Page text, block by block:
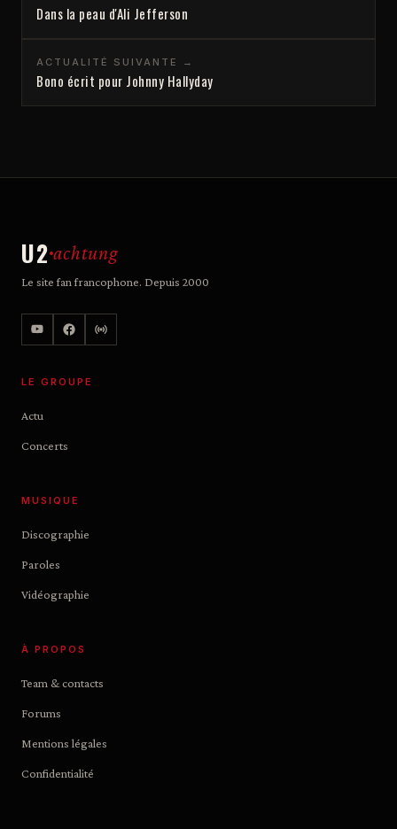
Dans la peau d'Ali Jefferson
ACTUALITÉ SUIVANTE →
Bono écrit pour Johnny Hallyday
U2 achtung
Le site fan francophone. Depuis 2000
LE GROUPE
Actu
Concerts
MUSIQUE
Discographie
Paroles
Vidéographie
À PROPOS
Team & contacts
Forums
Mentions légales
Confidentialité